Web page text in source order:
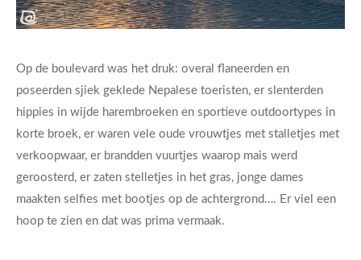
Op de boulevard was het druk: overal flaneerden en
poseerden sjiek geklede Nepalese toeristen, er slenterden
hippies in wijde harembroeken en sportieve outdoortypes in
korte broek, er waren vele oude vrouwtjes met stalletjes met
verkoopwaar, er brandden vuurtjes waarop mais werd
geroosterd, er zaten stelletjes in het gras, jonge dames
maakten selfies met bootjes op de achtergrond…. Er viel een
hoop te zien en dat was prima vermaak.